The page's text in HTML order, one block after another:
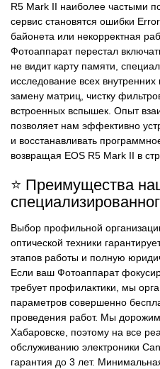
R5 Mark II наиболее частыми
сервис становятся ошибки
байонета или некорректная
Фотоаппарат перестал
не видит карту памяти,
исследование всех
замену матриц, чистку
встроенных вспышек. Опыт
позволяет нам эффективно
и восстанавливать
возвращая EOS R5 Mark II в
⭐ Преимущества
Выбор профильной
оптической техники
этапов работы и полную
Если ваш Фотоаппарат
требует профилактики, мы
параметров совершенно
проведения работ. Мы
Хабаровске, поэтому на все
обслуживанию электроники
гарантия до 3 лет.